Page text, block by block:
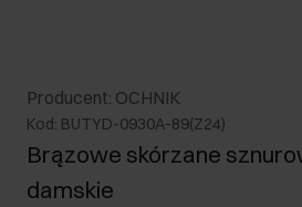
Producent: OCHNIK
Kod: BUTYD-0930A-89(Z24)
Brązowe skórzane
damskie